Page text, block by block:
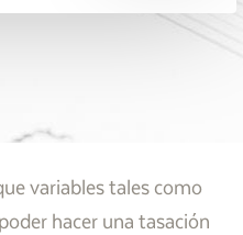
variables tales como
hacer una tasación